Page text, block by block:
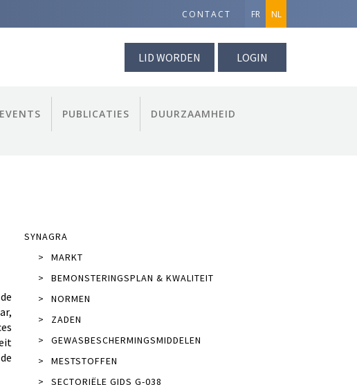
CONTACT FR NL
LID WORDEN LOGIN
PUBLICATIES DUURZAAMHEID
SYNAGRA
>
MARKT
>
BEMONSTERINGSPLAN & KWALITEIT
>
NORMEN
>
ZADEN
>
GEWASBESCHERMINGSMIDDELEN
>
MESTSTOFFEN
>
SECTORIËLE GIDS G-038